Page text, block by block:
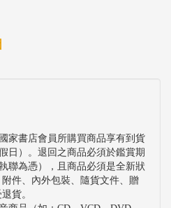
家書店會員所購買商品享有到貨
日）。退回之商品必須於鑑賞期
聯為憑），且商品必須是全新狀
件、內外包裝、隨貨文件、贈
貨。